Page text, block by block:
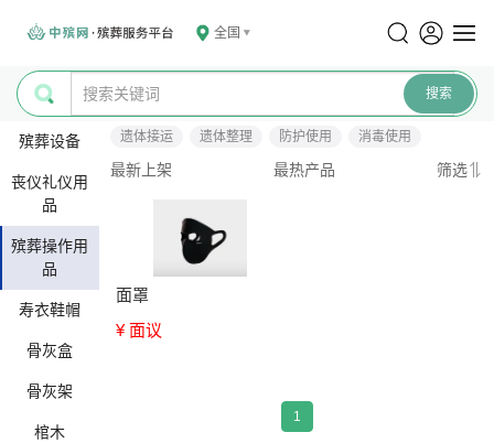
全国
殡葬设备
丧仪礼仪用
品
殡葬操作用
品
寿衣鞋帽
骨灰盒
骨灰架
棺木
遗体接运 遗体整理 防护使用 消毒使用
最新上架 最热产品 筛选
面罩
¥ 面议
1